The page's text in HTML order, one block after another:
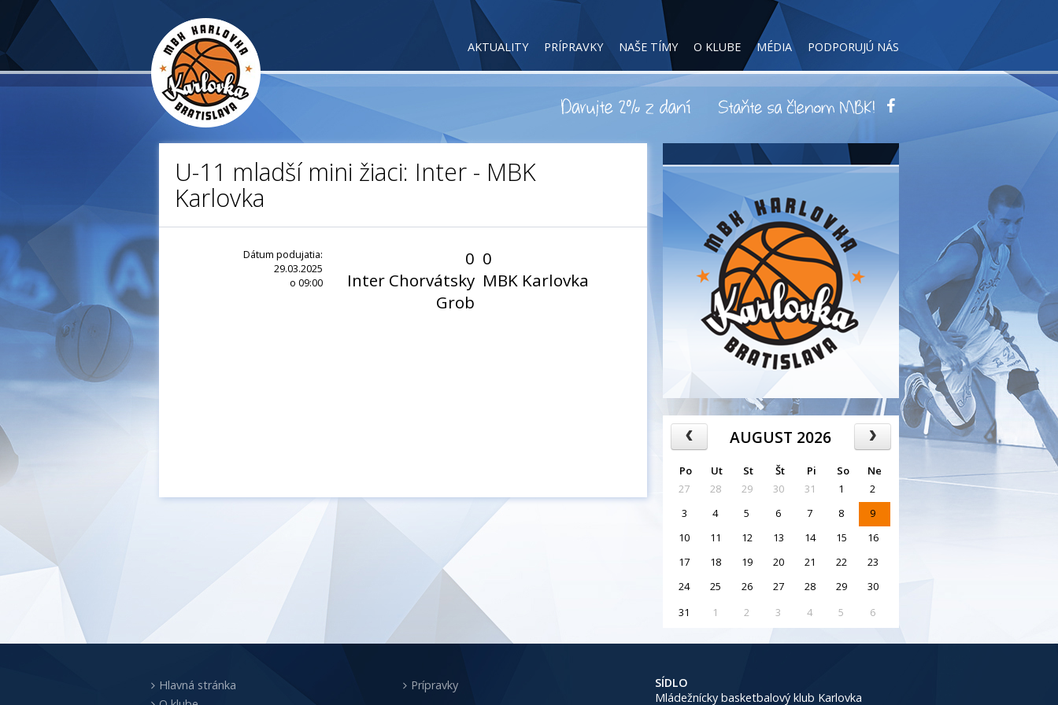
AKTUALITY PRÍPRAVKY NAŠE TÍMY O KLUBE MÉDIA PODPORUJÚ NÁS
U-11 mladší mini žiaci: Inter - MBK
Karlovka
Dátum podujatia:
29.03.2025
o 09:00
0
Inter Chorvátsky
Grob
0
MBK Karlovka
AUGUST 2026
Po Ut St Št Pi So
Ne
27
28 29 30 31 1
2
3
4 5 6 7 8
9
10
11 12 13 14 15
16
17
18 19 20 21 22
23
24
25 26 27 28 29
30
31
1 2 3 4 5 6
Hlavná stránka
Prípravky
SÍDLO
Mládežnícky basketbalový klub Karlovka